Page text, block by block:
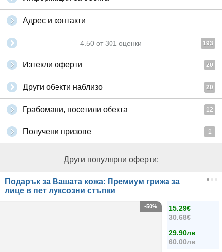
Адрес и контакти
4.50 от 301 оценки 193
Изтекли оферти 20
Други обекти наблизо 20
Грабомани, посетили обекта 12
Получени призове 1
Други популярни оферти:
Подарък за Вашата кожа: Премиум грижа за
лице в пет луксозни стъпки
15.29€
30.68€
29.90лв
60.00лв
-50%